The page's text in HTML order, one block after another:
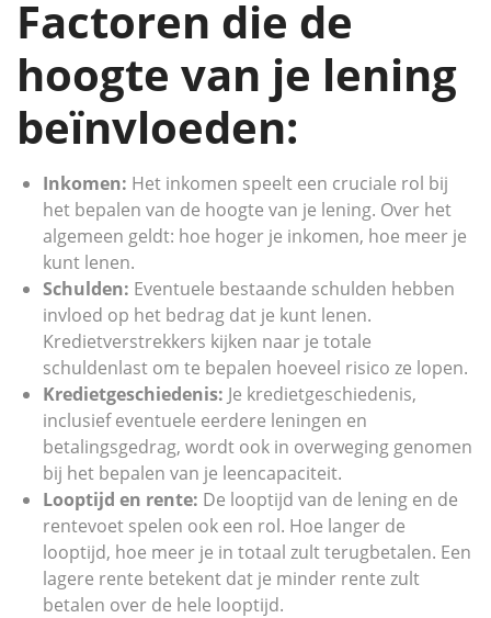
Factoren die de
hoogte van je lening
beïnvloeden:
Inkomen: Het inkomen speelt een cruciale rol bij
het bepalen van de hoogte van je lening. Over het
algemeen geldt: hoe hoger je inkomen, hoe meer je
kunt lenen.
Schulden: Eventuele bestaande schulden hebben
invloed op het bedrag dat je kunt lenen.
Kredietverstrekkers kijken naar je totale
schuldenlast om te bepalen hoeveel risico ze lopen.
Kredietgeschiedenis: Je kredietgeschiedenis,
inclusief eventuele eerdere leningen en
betalingsgedrag, wordt ook in overweging genomen
bij het bepalen van je leencapaciteit.
Looptijd en rente: De looptijd van de lening en de
rentevoet spelen ook een rol. Hoe langer de
looptijd, hoe meer je in totaal zult terugbetalen. Een
lagere rente betekent dat je minder rente zult
betalen over de hele looptijd.